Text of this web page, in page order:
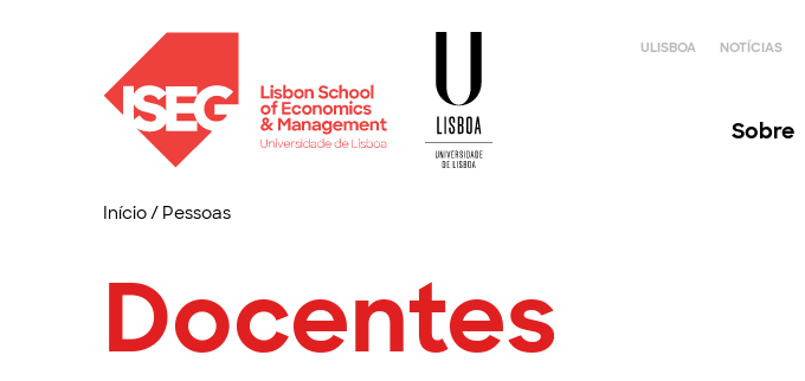
ULISBOA NOTÍCIAS
Sobre
Início/ Pessoas
Docentes